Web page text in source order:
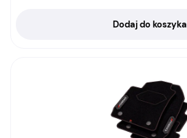
Dodaj do koszyka